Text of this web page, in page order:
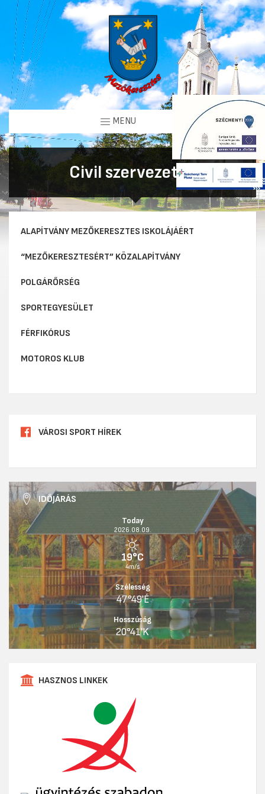
MENU
Civil szervezetek
ALAPÍTVÁNY MEZŐKERESZTES ISKOLÁJÁÉRT
“MEZŐKERESZTESÉRT” KÖZALAPÍTVÁNY
POLGÁRŐRSÉG
SPORTEGYESÜLET
FÉRFIKÓRUS
MOTOROS KLUB
VÁROSI SPORT HÍREK
IDŐJÁRÁS
Today
2026.08.09.
19°C
4m/s
Szélesség
47°49'É
Hosszúság
20°41'K
HASZNOS LINKEK